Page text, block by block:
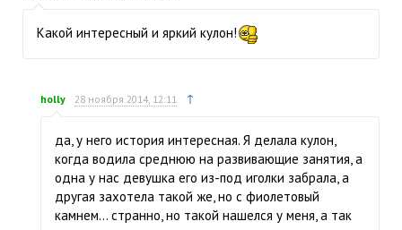
Какой интересный и яркий кулон!
holly 28 ноября 2014, 12:11 ↑
да, у него история интересная. Я делала кулон,
когда водила среднюю на развивающие занятия, а
одна у нас девушка его из-под иголки забрала, а
другая захотела такой же, но с фиолетовый
камнем… странно, но такой нашелся у меня, а так